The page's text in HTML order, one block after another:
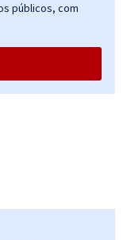
públicos, com